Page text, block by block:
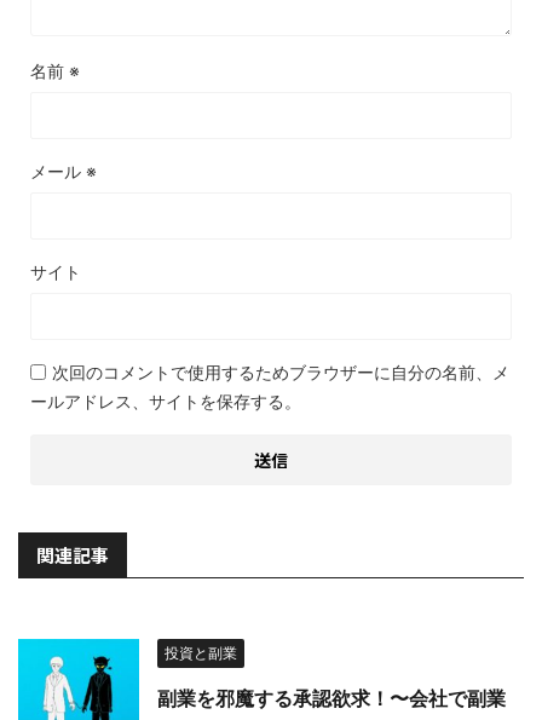
名前 ※
メール ※
サイト
次回のコメントで使用するためブラウザーに自分の名前、メ
ールアドレス、サイトを保存する。
関連記事
投資と副業
副業を邪魔する承認欲求！〜会社で副業